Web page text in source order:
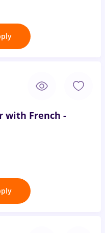
with French -